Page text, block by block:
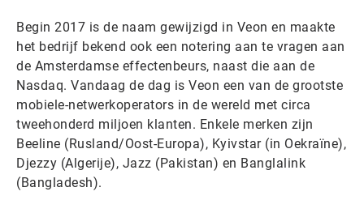
Begin 2017 is de naam gewijzigd in Veon en maakte
het bedrijf bekend ook een notering aan te vragen aan
de Amsterdamse effectenbeurs, naast die aan de
Nasdaq. Vandaag de dag is Veon een van de grootste
mobiele-netwerkoperators in de wereld met circa
tweehonderd miljoen klanten. Enkele merken zijn
Beeline (Rusland/Oost-Europa), Kyivstar (in Oekraïne),
Djezzy (Algerije), Jazz (Pakistan) en Banglalink
(Bangladesh).